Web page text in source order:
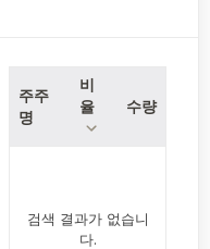
주주
명
비
율
수량
검색 결과가 없습니
다.